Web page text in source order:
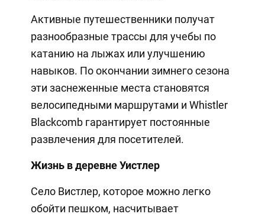
Активные путешественники получат
разнообразные трассы для учебы по
катанию на лыжах или улучшению
навыков. По окончании зимнего сезона
эти заснеженные места становятся
велосипедными маршрутами и Whistler
Blackcomb гарантирует постоянные
развлечения для посетителей.
Жизнь в деревне Уистлер
Село Вистлер, которое можно легко
обойти пешком, насчитывает